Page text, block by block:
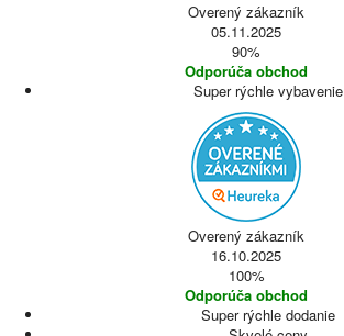
Overený zákazník
05.11.2025
90%
Odporúča obchod
Super rýchle vybavenie
Overený zákazník
16.10.2025
100%
Odporúča obchod
Super rýchle dodanie